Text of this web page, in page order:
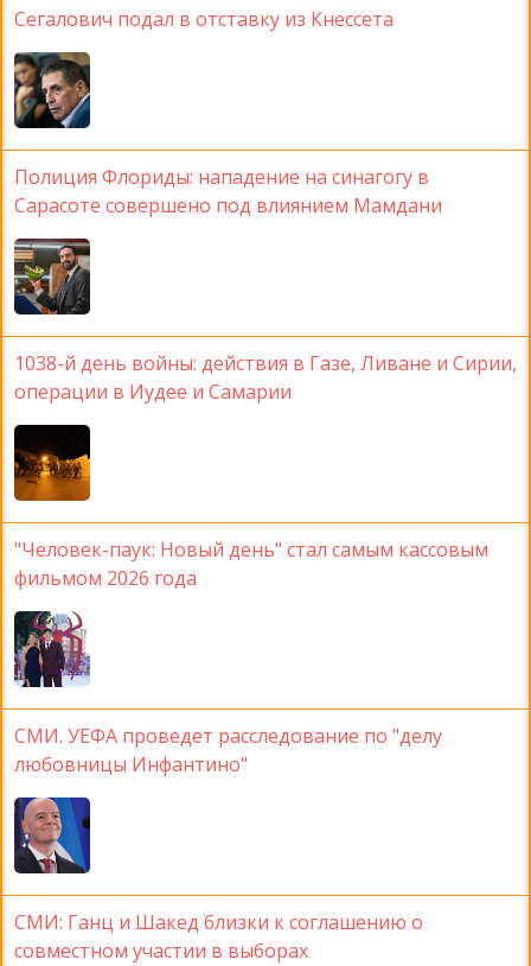
Сегалович подал в отставку из Кнессета
Полиция Флориды: нападение на синагогу в
Сарасоте совершено под влиянием Мамдани
1038-й день войны: действия в Газе, Ливане и Сирии,
операции в Иудее и Самарии
"Человек-паук: Новый день" стал самым кассовым
фильмом 2026 года
СМИ. УЕФА проведет расследование по "делу
любовницы Инфантино"
СМИ: Ганц и Шакед близки к соглашению о
совместном участии в выборах